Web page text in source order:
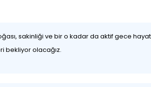
sakinliği ve bir o kadar da aktif gece
bekliyor olacağız.